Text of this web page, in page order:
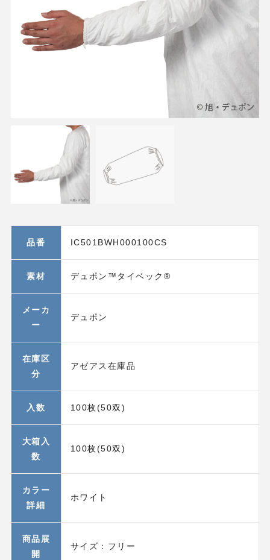
品番 IC501BWH000100CS
素材 デュポン™タイベック®
メーカ
ー
デュポン
在庫区
分
アゼアス在庫品
入数 100枚(50双)
大箱入
数
100枚(50双)
カラー
詳細
ホワイト
商品展
開
サイズ：フリー